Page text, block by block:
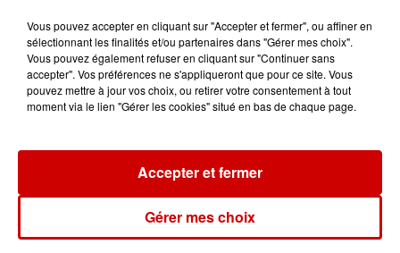
Aménager un school bus au
Canada et accueillir les bleus à
Boston,...
Born in the U.S.A - Bruce
Springsteen : la chanson que
l’Amérique...
Vous pouvez accepter en cliquant sur "Accepter et fermer", ou affiner en
sélectionnant les finalités et/ou partenaires dans "Gérer mes choix".
Vous pouvez également refuser en cliquant sur "Continuer sans
accepter". Vos préférences ne s'appliqueront que pour ce site. Vous
pouvez mettre à jour vos choix, ou retirer votre consentement à tout
moment via le lien "Gérer les cookies" situé en bas de chaque page.
Gérer mes choix
Accepter et fermer